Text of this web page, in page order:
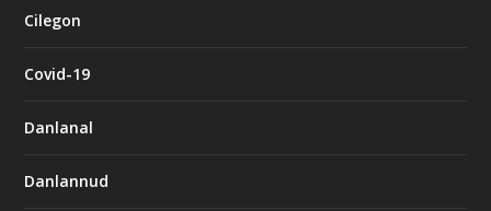
Cilegon
Covid-19
Danlanal
Danlannud